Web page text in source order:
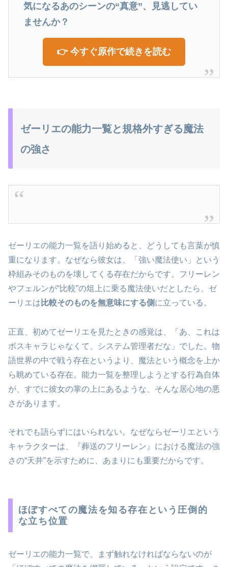
気になるあのシーンの“真意”、見逃してい
ませんか？
👉 今すぐ原作で続きを読む
ゼーリエの能力一覧と規格外すぎる魔法
の強さ
ゼーリエの能力一覧を語り始めると、どうしても言葉が慎
重になります。なぜなら彼女は、「強い魔法使い」という
枠組みそのものを壊してくる存在だからです。フリーレン
やフェルンが“比較”の俎上に乗る魔法使いだとしたら、ゼ
ーリエは 比較そのものを無意味にする側 に立っている。
正直、初めてゼーリエを見たときの感覚は、「あ、これは
ボスキャラじゃなくて、システム管理者だな」でした。物
語世界の中で戦う存在というより、魔法という概念を上か
ら眺めている存在。能力一覧を整理しようとする行為自体
が、すでに彼女の掌の上にあるような、そんな居心地の悪
さがあります。
それでも語らずにはいられない。なぜならゼーリエという
キャラクターは、『葬送のフリーレン』における魔法の強
さの“天井”を示すために、あまりにも重要だからです。
ほぼすべての魔法を知る存在という圧倒的
な立ち位置
ゼーリエの能力一覧で、まず触れなければならないのが